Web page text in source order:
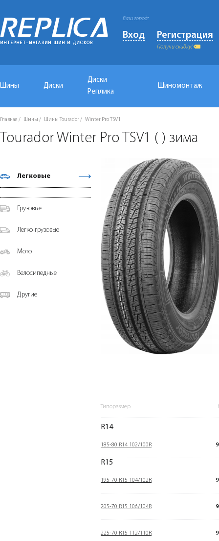
Ваш город:
Вход Регистрация
Получи скидку!
Шины Диски
Диски
Реплика
Шиномонтаж
Главная Шины Шины Tourador Winter Pro TSV1
Tourador Winter Pro TSV1 ( ) зима
Легковые
Грузовые
Легко-грузовые
Мото
Велосипедные
Другие
Типоразмер
R14
185-80 R14 102/100R
R15
195-70 R15 104/102R
205-70 R15 106/104R
225-70 R15 112/110R